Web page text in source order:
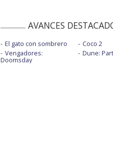
AVANCES
El gato con sombrero
Vengadores:
Doomsday
Coco 2
Dune: